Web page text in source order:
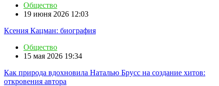
Общество
19 июня 2026 12:03
Ксения Кацман: биография
Общество
15 мая 2026 19:34
Как природа вдохновила Наталью Брусс на создание хитов:
откровения автора